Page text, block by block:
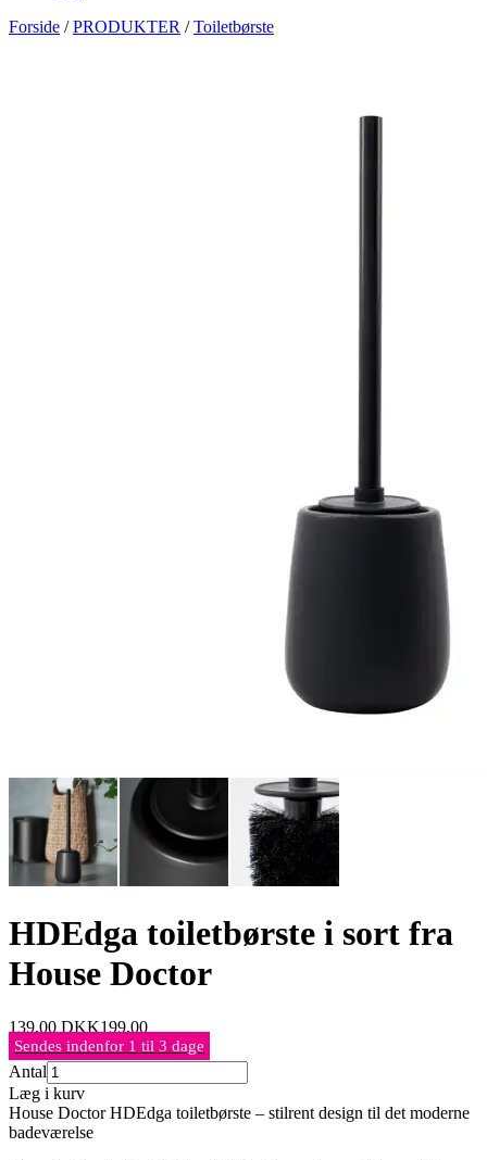
Forside /PRODUKTER /Toiletbørste
HDEdga toiletbørste i sort fra
House Doctor
139,00 DKK199,00
Sendes indenfor 1 til 3 dage
Antal
Læg i kurv
House Doctor HDEdga toiletbørste – stilrent design til det moderne
badeværelse